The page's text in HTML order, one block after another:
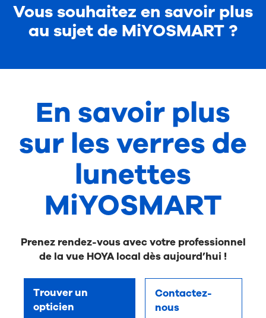
Vous souhaitez en savoir plus
au sujet de MiYOSMART ?
En savoir plus
sur les verres de
lunettes
MiYOSMART
Prenez rendez-vous avec votre professionnel
de la vue HOYA local dès aujourd’hui !
Trouver un
opticien
Contactez-
nous